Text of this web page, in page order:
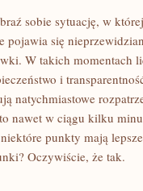
sobie sytuację, w której
pojawia się
W takich momentach
i
natychmiastowe
nawet w ciągu kilku
punkty mają
Oczywiście, że tak.